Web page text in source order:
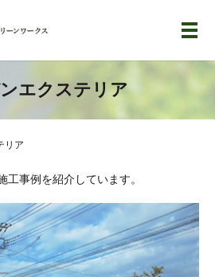
メ
エクステリア
リア
工事例を紹介しています。